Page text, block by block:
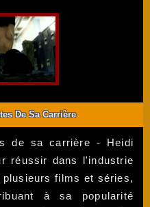
De Sa Carrière
de sa carrière - Heidi
réussir dans l'industrie
films et séries,
à sa popularité